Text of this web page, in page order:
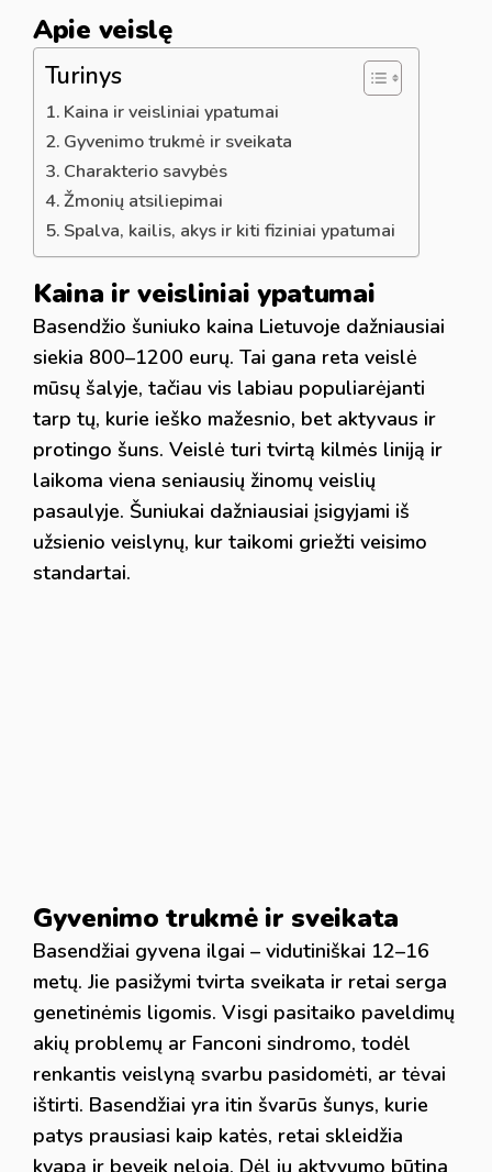
Apie veislę
Turinys
Kaina ir veisliniai ypatumai
Gyvenimo trukmė ir sveikata
Charakterio savybės
Žmonių atsiliepimai
Spalva, kailis, akys ir kiti fiziniai ypatumai
Kaina ir veisliniai ypatumai
Basendžio šuniuko kaina Lietuvoje dažniausiai
siekia 800–1200 eurų. Tai gana reta veislė
mūsų šalyje, tačiau vis labiau populiarėjanti
tarp tų, kurie ieško mažesnio, bet aktyvaus ir
protingo šuns. Veislė turi tvirtą kilmės liniją ir
laikoma viena seniausių žinomų veislių
pasaulyje. Šuniukai dažniausiai įsigyjami iš
užsienio veislynų, kur taikomi griežti veisimo
standartai.
Gyvenimo trukmė ir sveikata
Basendžiai gyvena ilgai – vidutiniškai 12–16
metų. Jie pasižymi tvirta sveikata ir retai serga
genetinėmis ligomis. Visgi pasitaiko paveldimų
akių problemų ar Fanconi sindromo, todėl
renkantis veislyną svarbu pasidomėti, ar tėvai
ištirti. Basendžiai yra itin švarūs šunys, kurie
patys prausiasi kaip katės, retai skleidžia
kvapą ir beveik neloja. Dėl jų aktyvumo būtina